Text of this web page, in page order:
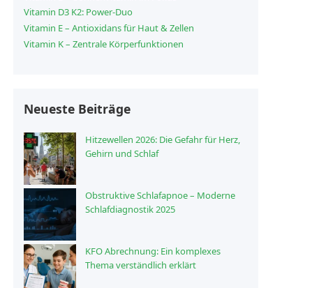
Vitamin D3 K2: Power-Duo
Vitamin E – Antioxidans für Haut & Zellen
Vitamin K – Zentrale Körperfunktionen
Neueste Beiträge
Hitzewellen 2026: Die Gefahr für Herz,
Gehirn und Schlaf
Obstruktive Schlafapnoe – Moderne
Schlafdiagnostik 2025
KFO Abrechnung: Ein komplexes
Thema verständlich erklärt